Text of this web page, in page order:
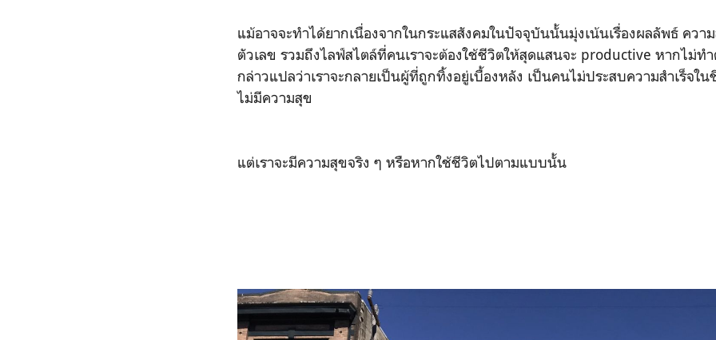
แม้อาจจะทำได้ยากเนื่องจากในกระแสสังคมในปัจจุบันนั้นมุ่งเน้นเรื่องผลลัพธ์ ควา
ตัวเลข รวมถึงไลฟ์สไตล์ที่คนเราจะต้องใช้ชีวิตให้สุดแสนจะ productive หากไม่ทำ
กล่าวแปลว่าเราจะกลายเป็นผู้ที่ถูกทิ้งอยู่เบื้องหลัง เป็นคนไม่ประสบความสำเร็จใ
ไม่มีความสุข
แต่เราจะมีความสุขจริง ๆ หรือหากใช้ชีวิตไปตามแบบนั้น